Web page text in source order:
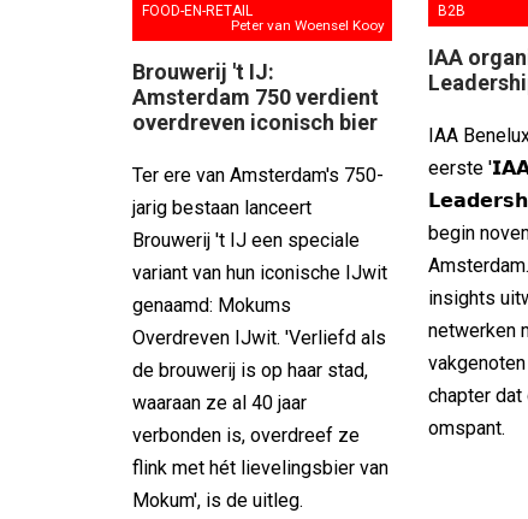
FOOD-EN-RETAIL
Peter van Woensel Kooy
Brouwerij 't IJ:
Amsterdam 750 verdient
overdreven iconisch bier
Ter ere van Amsterdam's 750-
jarig bestaan lanceert
Brouwerij 't IJ een speciale
variant van hun iconische IJwit
genaamd: Mokums
Overdreven IJwit. 'Verliefd als
de brouwerij is op haar stad,
waaraan ze al 40 jaar
verbonden is, overdreef ze
flink met hét lievelingsbier van
Mokum', is de uitleg.
B2B
IAA
IAA
eerste
begin
insights
netwerken
chapter dat
omspant.